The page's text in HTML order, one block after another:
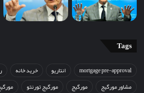
Tags
mortgage pre-approval انتاریو خرید خانه
مشاور مورگیج
مورگیج مورگیج تورنتو